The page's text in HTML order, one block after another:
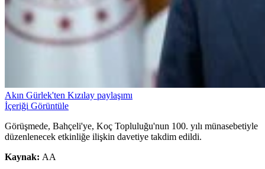
Akın Gürlek'ten Kızılay paylaşımı
İçeriği Görüntüle
Görüşmede, Bahçeli'ye, Koç Topluluğu'nun 100. yılı münasebetiyle
düzenlenecek etkinliğe ilişkin davetiye takdim edildi.
Kaynak: AA